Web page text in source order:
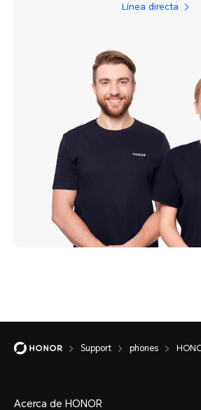
Línea directa
Support phones
Acerca de HONOR